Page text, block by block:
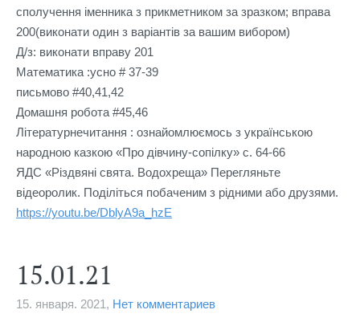
сполучення іменника з прикметником за зразком; вправа
200(виконати один з варіантів за вашим вибором)
Д/з: виконати вправу 201
Математика :усно # 37-39
письмово #40,41,42
Домашня робота #45,46
Літературнечитання : ознайомлюємось з українською
народною казкою «Про дівчину-сопілку» с. 64-66
ЯДС «Різдвяні свята. Водохреща» Перегляньте
відеоролик. Поділіться побаченим з рідними або друзями.
https://youtu.be/DblyA9a_hzE
15.01.21
15. января. 2021, Нет комментариев